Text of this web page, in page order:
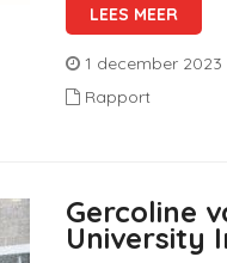
LEES MEER
1 december 2023
Rapport
Gercoline
University